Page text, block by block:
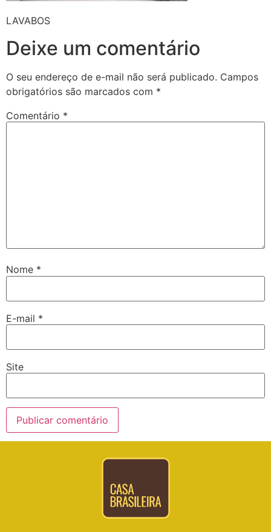
LAVABOS
Deixe um comentário
O seu endereço de e-mail não será publicado. Campos
obrigatórios são marcados com *
Comentário *
Nome *
E-mail *
Site